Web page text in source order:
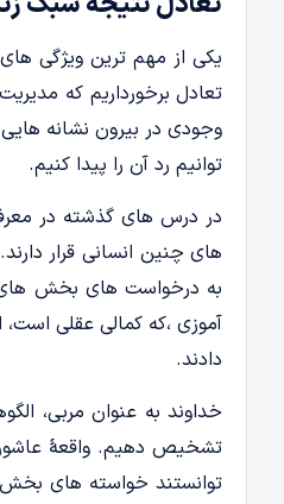
یکی از مهم ترین ویژگی
تعادل برخورداریم که
وجودی در بیرون نشانه هایی
توانیم رد آن را پیدا کنیم.
در درس های گذشته در
های چنین انسانی قرار
به درخواست های بخش های
آموزی ،که کمالی عقلی
دادند.
خداوند به عنوان مربی،
تشخیص دهیم. واقعۀ
توانستند خواسته های